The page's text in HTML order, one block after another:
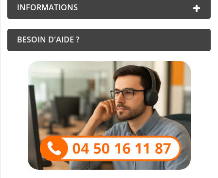
INFORMATIONS
BESOIN D'AIDE ?